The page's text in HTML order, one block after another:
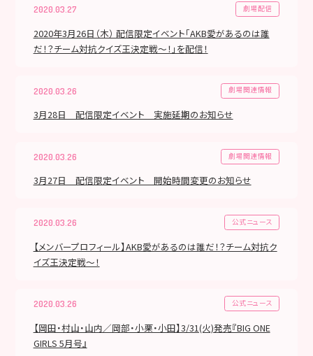
2020.03.27 劇場配信
2020年3月26日（木） 配信限定イベント「AKB愛があるのは誰
だ！？チーム対抗クイズ王決定戦～！」を配信！
2020.03.26 劇場関連情報
3月28日 配信限定イベント 実施延期のお知らせ
2020.03.26 劇場関連情報
3月27日 配信限定イベント 開始時間変更のお知らせ
2020.03.26 公式ニュース
【メンバープロフィール】AKB愛があるのは誰だ！？チーム対抗ク
イズ王決定戦〜！
2020.03.26 公式ニュース
【岡田・村山・山内／岡部・小栗・小田】3/31(火)発売『BIG ONE
GIRLS 5月号』